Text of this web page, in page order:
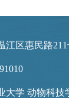
江区惠民路
大学 动物科技